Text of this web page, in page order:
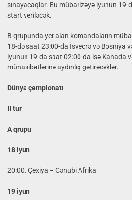
sınayacaqlar. Bu mübarizəyə iyunun 19-
start veriləcək.
B qrupunda yer alan komandaların
18-də saat 23:00-da İsveçrə və Bosniya
iyunun 19-da saat 02:00-da isə Kanada
münasibətlərinə aydınlıq gətirəcəklər.
Dünya çempionatı
II tur
A qrupu
18 iyun
20:00. Çexiya – Cənubi Afrika
19 iyun